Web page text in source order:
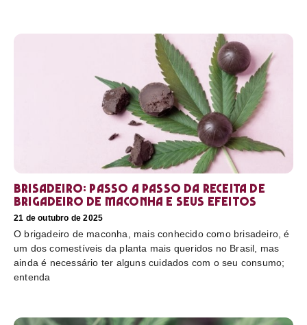
Brisadeiro: passo a passo da receita de
brigadeiro de maconha e seus efeitos
21 de outubro de 2025
O brigadeiro de maconha, mais conhecido como brisadeiro, é
um dos comestíveis da planta mais queridos no Brasil, mas
ainda é necessário ter alguns cuidados com o seu consumo;
entenda